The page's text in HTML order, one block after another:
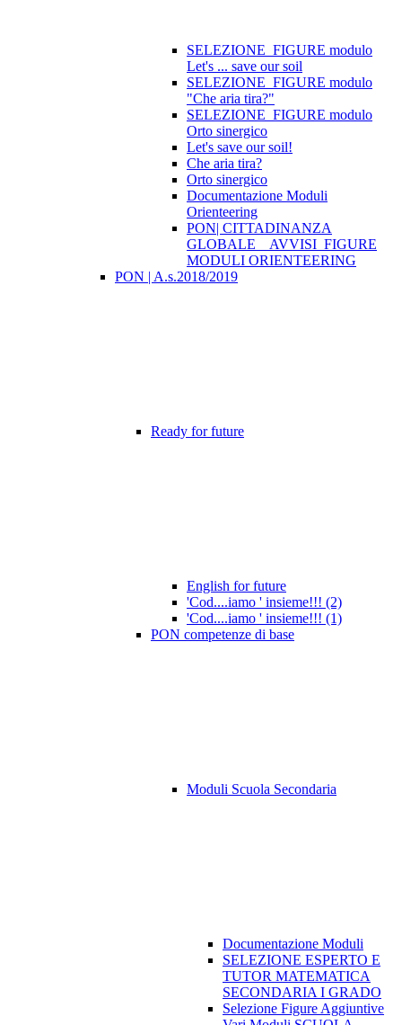
SELEZIONE_FIGURE modulo
Let's ... save our soil
SELEZIONE_FIGURE modulo
"Che aria tira?"
SELEZIONE_FIGURE modulo
Orto sinergico
Let's save our soil!
Che aria tira?
Orto sinergico
Documentazione Moduli
Orienteering
PON| CITTADINANZA
GLOBALE _ AVVISI_FIGURE
MODULI ORIENTEERING
PON | A.s.2018/2019
Ready for future
English for future
'Cod....iamo ' insieme!!! (2)
'Cod....iamo ' insieme!!! (1)
PON competenze di base
Moduli Scuola Secondaria
Documentazione Moduli
SELEZIONE ESPERTO E
TUTOR MATEMATICA
SECONDARIA I GRADO
Selezione Figure Aggiuntive